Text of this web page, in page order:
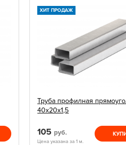
ХИТ ПРОДАЖ
Труба профилная
40х20х1,5
105 руб.
Цена указана за 1 м.